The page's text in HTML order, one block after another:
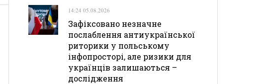
14:24 05.08.2026
Зафіксовано незначне
послаблення антиукраїнської
риторики у польському
інфопросторі, але ризики для
українців залишаються –
дослідження